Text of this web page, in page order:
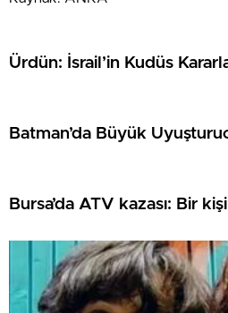
Ürdün: İsrail’in Kudüs
Batman’da Büyük
Bursa’da ATV kazası: Bir